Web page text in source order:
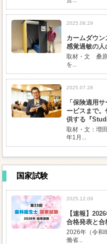
2025.08.29
カームダウン
感覚過敏の人
取材・文 桑原
を...
2025.07.28
「保険適用
ービスまで
供する『
取材・文：増
年1月...
国家試験
2025.12.09
【速報】
合格発表と合
2026年（令和
働省...